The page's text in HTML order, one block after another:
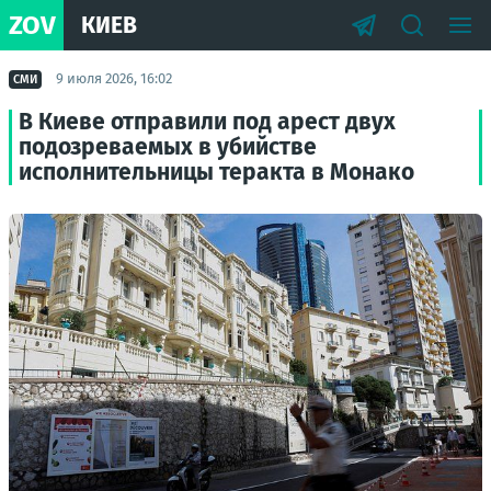
ZOV КИЕВ
СМИ 9 июля 2026, 16:02
В Киеве отправили под арест двух
подозреваемых в убийстве
исполнительницы теракта в Монако